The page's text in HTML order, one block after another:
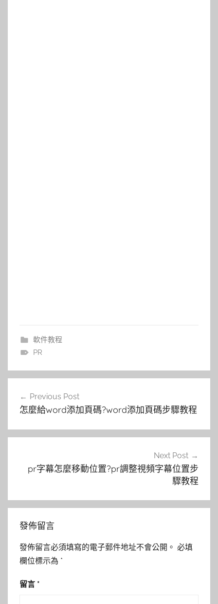
軟件教程
PR
覽
Previous Post
怎麼給word添加頁碼?word添加頁碼步驟教程
Next Post
pr字幕怎麼移動位置?pr調整視頻字幕位置步
驟教程
發佈留言
發佈留言必須填寫的電子郵件地址不會公開。 必填
欄位標示為 *
留言 *